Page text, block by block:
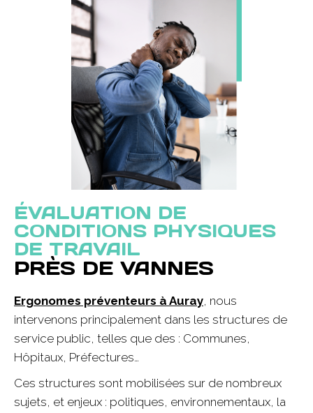
ÉVALUATION DE
CONDITIONS PHYSIQUES
DE TRAVAIL
PRÈS DE VANNES
Ergonomes préventeurs à Auray, nous
intervenons principalement dans les structures de
service public, telles que des : Communes,
Hôpitaux, Préfectures…
Ces structures sont mobilisées sur de nombreux
sujets, et enjeux : politiques, environnementaux, la